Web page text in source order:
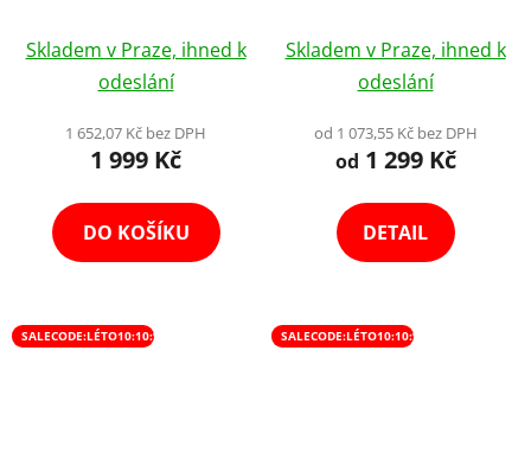
Skladem v Praze, ihned k
odeslání
1 652,07 Kč bez DPH
1 999 Kč
DO KOŠÍKU
Skladem v Praze, ihned k
odeslání
od 1 073,55 Kč bez DPH
od 1 299 Kč
DETAIL
SALECODE:LÉTO10:10:% SALECODE:LÉTO10:10:%